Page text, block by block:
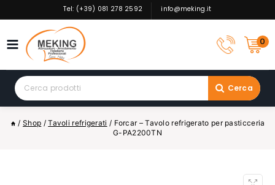
to
Tel: (+39) 081 278 2592 info@meking.it
0
Search
for:
Cerca
/ Shop / Tavoli refrigerati / Forcar – Tavolo refrigerato per pasticceria
G-PA2200TN